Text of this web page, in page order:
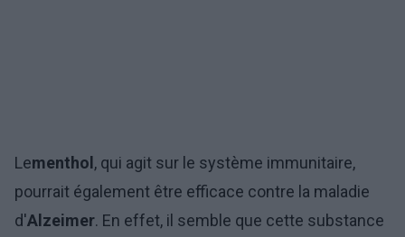
Lementhol , qui agit sur le système immunitaire,
pourrait également être efficace contre la maladie
d'Alzeimer. En effet, il semble que cette substance